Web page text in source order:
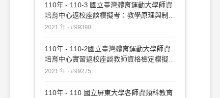
110年 - 110-3 國立臺灣體育運動大學師資
培育中心返校座談模擬考：教學原理與制度
#99390
2021 年 · #99390
110年 - 110-2國立臺灣體育運動大學師資
培育中心實習返校座談教師資格檢定模擬
考:教育原理與制度#99275
2021 年 · #99275
110年 - 110 國立屏東大學各師資類科教育